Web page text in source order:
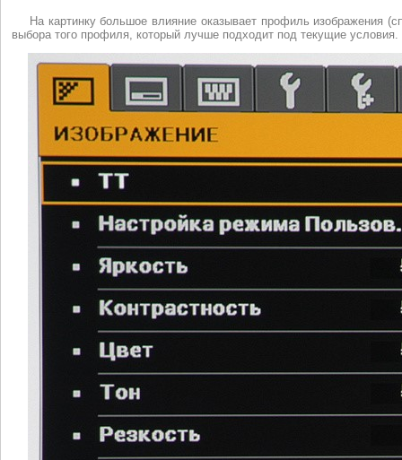
На картинку большое влияние оказывает профиль изображения
выбора того профиля, который лучше подходит под текущие условия.